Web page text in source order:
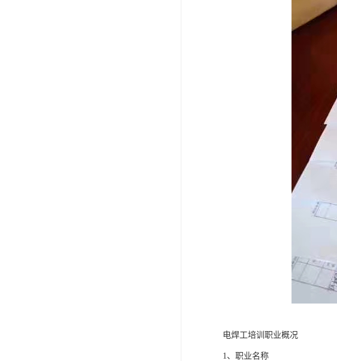
电焊工培训职业概况
1、职业名称